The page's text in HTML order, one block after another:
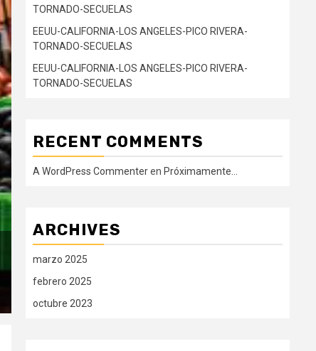
TORNADO-SECUELAS
EEUU-CALIFORNIA-LOS ANGELES-PICO RIVERA-
TORNADO-SECUELAS
EEUU-CALIFORNIA-LOS ANGELES-PICO RIVERA-
TORNADO-SECUELAS
RECENT COMMENTS
A WordPress Commenteren Próximamente…
ARCHIVES
marzo 2025
febrero 2025
octubre 2023